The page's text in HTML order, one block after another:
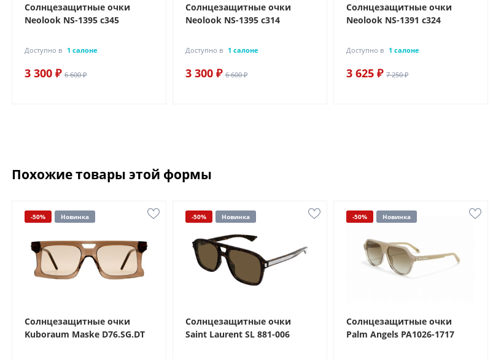
Солнцезащитные очки
Neolook NS-1395 с345
Доступно в 1 салоне
3 300 ₽ 6 600 ₽
Солнцезащитные очки
Neolook NS-1395 с314
Доступно в 1 салоне
3 300 ₽ 6 600 ₽
Солнцезащитные очки
Neolook NS-1391 с324
Доступно в 1 салоне
3 625 ₽ 7 250 ₽
Похожие товары этой формы
-50% Новинка
Солнцезащитные очки
Kuboraum Maske D76.SG.DT
-50% Новинка
Солнцезащитные очки
Saint Laurent SL 881-006
-50% Новинка
Солнцезащитные очки
Palm Angels PA1026-1717